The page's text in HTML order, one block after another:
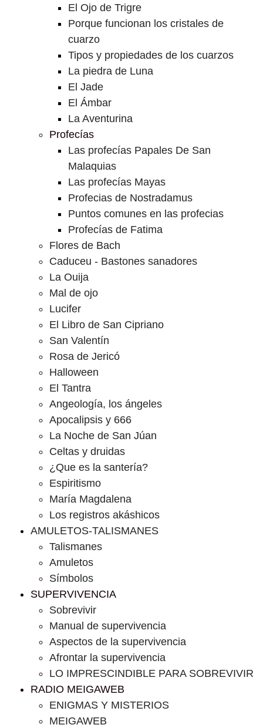
El Ojo de Trigre
Porque funcionan los cristales de
cuarzo
Tipos y propiedades de los cuarzos
La piedra de Luna
El Jade
El Ámbar
La Aventurina
Profecías
Las profecías Papales De San
Malaquias
Las profecías Mayas
Profecias de Nostradamus
Puntos comunes en las profecias
Profecías de Fatima
Flores de Bach
Caduceu - Bastones sanadores
La Ouija
Mal de ojo
Lucifer
El Libro de San Cipriano
San Valentín
Rosa de Jericó
Halloween
El Tantra
Angeología, los ángeles
Apocalipsis y 666
La Noche de San Júan
Celtas y druidas
¿Que es la santería?
Espiritismo
María Magdalena
Los registros akáshicos
AMULETOS-TALISMANES
Talismanes
Amuletos
Símbolos
SUPERVIVENCIA
Sobrevivir
Manual de supervivencia
Aspectos de la supervivencia
Afrontar la supervivencia
LO IMPRESCINDIBLE PARA SOBREVIVIR
RADIO MEIGAWEB
ENIGMAS Y MISTERIOS
MEIGAWEB